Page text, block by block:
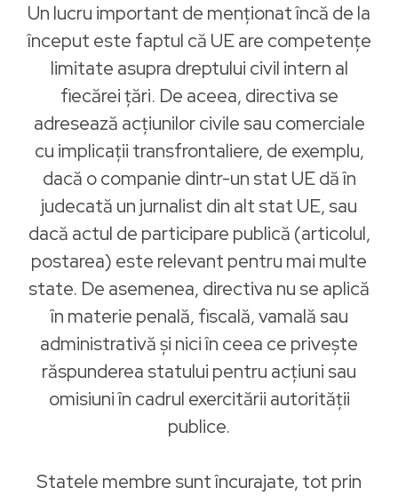
Un lucru important de menționat încă de la
început este faptul că UE are competențe
limitate asupra dreptului civil intern al
fiecărei țări. De aceea, directiva se
adresează acțiunilor civile sau comerciale
cu implicații transfrontaliere, de exemplu,
dacă o companie dintr-un stat UE dă în
judecată un jurnalist din alt stat UE, sau
dacă actul de participare publică (articolul,
postarea) este relevant pentru mai multe
state. De asemenea, directiva nu se aplică
în materie penală, fiscală, vamală sau
administrativă și nici în ceea ce privește
răspunderea statului pentru acțiuni sau
omisiuni în cadrul exercitării autorității
publice.
Statele membre sunt încurajate, tot prin